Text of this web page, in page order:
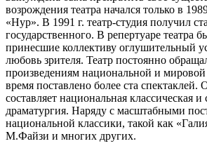
возрождения театра начался только в
«Нур». В 1991 г. театр-студия получил
государственного. В репертуаре театра
принесшие коллективу оглушительный
любовь зрителя. Театр постоянно
произведениям национальной и мировой
время поставлено более ста спектаклей.
составляет национальная классическая и
драматургия. Наряду с масштабными
национальной классики, такой как
М.Файзи и многих других.